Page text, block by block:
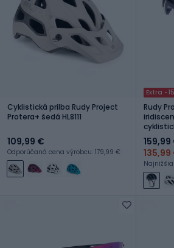
Cyklistická prilba Rudy Project
Protera+ šedá HL8111
109,99 €
Odporúčaná cena výrobcu: 179,99 €
Extra -
Rudy
159,99
135,99